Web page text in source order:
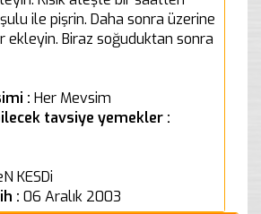
ile pişrin. Daha sonra üzerine
ekleyin. Biraz soğuduktan sonra
: Her Mevsim
tavsiye yemekler :
KESDi
: 06 Aralık 2003